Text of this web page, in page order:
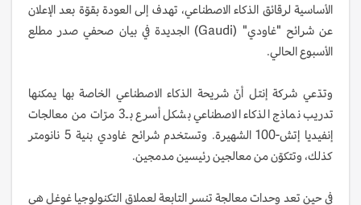
الأساسية لرقائق الذكاء الاصطناعي، تهدف إلى العودة بقوّة بعد الإعلان
عن شرائح "غاودي" (Gaudi) الجديدة في بيان صحفي صدر مطلع
الأسبوع الحالي.
وتدّعي شركة إنتل أنّ شريحة الذكاء الاصطناعي الخاصة بها يمكنها
تدريب نماذج الذكاء الاصطناعي بشكل أسرع بـ3 مرّات من معالجات
إنفيديا إتش-100 الشهيرة. وتستخدم شرائح غاودي بنية 5 نانومتر
كذلك، وتتكوّن من معالجين رئيسين مدمجين.
في حين تعد وحدات معالجة تنسر التابعة لعملاق التكنولوجيا غوغل هي